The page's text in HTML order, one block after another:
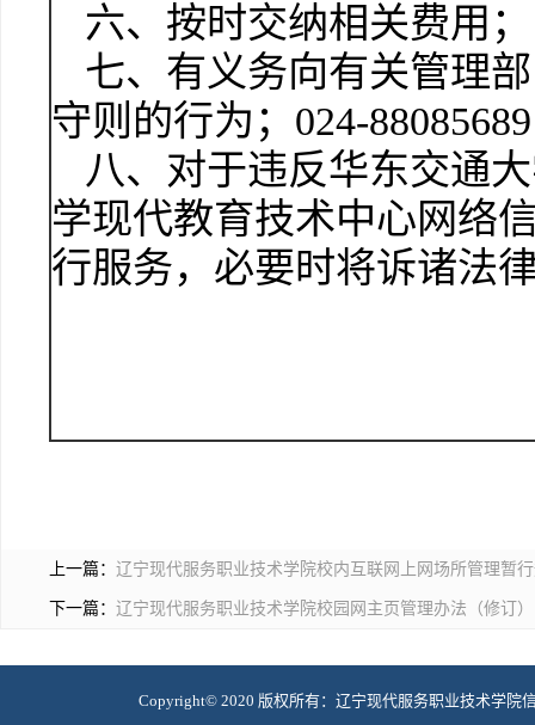
六、按时交纳相关费用；
七、有义务向有关管理
守则的行为；024-
八、对于违反华东交通
学现代教育技术中心网络
行服务，必要时将诉诸法
上一篇： 辽宁现代服务职业技术学院校内互联网上网场所管理暂
下一篇： 辽宁现代服务职业技术学院校园网主页管理办法（修订）
Copyright© 2020 版权所有：辽宁现代服务职业技术学